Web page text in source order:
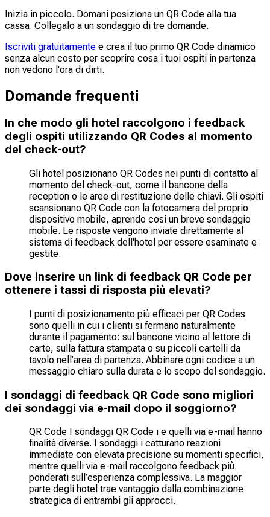
Inizia in piccolo. Domani posiziona un QR Code alla tua
cassa. Collegalo a un sondaggio di tre domande.
Iscriviti gratuitamente e crea il tuo primo QR Code dinamico
senza alcun costo per scoprire cosa i tuoi ospiti in partenza
non vedono l'ora di dirti.
Domande frequenti
In che modo gli hotel raccolgono i feedback
degli ospiti utilizzando QR Codes al momento
del check-out?
Gli hotel posizionano QR Codes nei punti di contatto al
momento del check-out, come il bancone della
reception o le aree di restituzione delle chiavi. Gli ospiti
scansionano QR Code con la fotocamera del proprio
dispositivo mobile, aprendo così un breve sondaggio
mobile. Le risposte vengono inviate direttamente al
sistema di feedback dell'hotel per essere esaminate e
gestite.
Dove inserire un link di feedback QR Code per
ottenere i tassi di risposta più elevati?
I punti di posizionamento più efficaci per QR Codes
sono quelli in cui i clienti si fermano naturalmente
durante il pagamento: sul bancone vicino al lettore di
carte, sulla fattura stampata o su piccoli cartelli da
tavolo nell’area di partenza. Abbinare ogni codice a un
messaggio chiaro sulla durata e lo scopo del sondaggio.
I sondaggi di feedback QR Code sono migliori
dei sondaggi via e-mail dopo il soggiorno?
QR Code I sondaggi QR Code i e quelli via e-mail hanno
finalità diverse. I sondaggi i catturano reazioni
immediate con elevata precisione su momenti specifici,
mentre quelli via e-mail raccolgono feedback più
ponderati sull’esperienza complessiva. La maggior
parte degli hotel trae vantaggio dalla combinazione
strategica di entrambi gli approcci.